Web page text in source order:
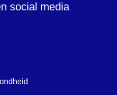
social media